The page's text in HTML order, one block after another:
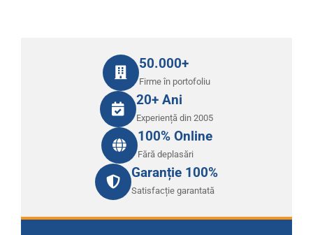
Resurse Umane, Salarizare
Consultanță în Afaceri
Case de Marcat
Răspunsuri de la specialiști
50.000+
Firme în portofoliu
20+ Ani
Experiență din 2005
100% Online
Fără deplasări
Garanție 100%
Satisfacție garantată